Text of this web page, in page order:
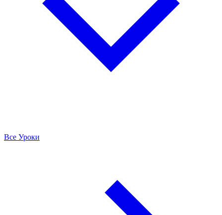
Все Уроки